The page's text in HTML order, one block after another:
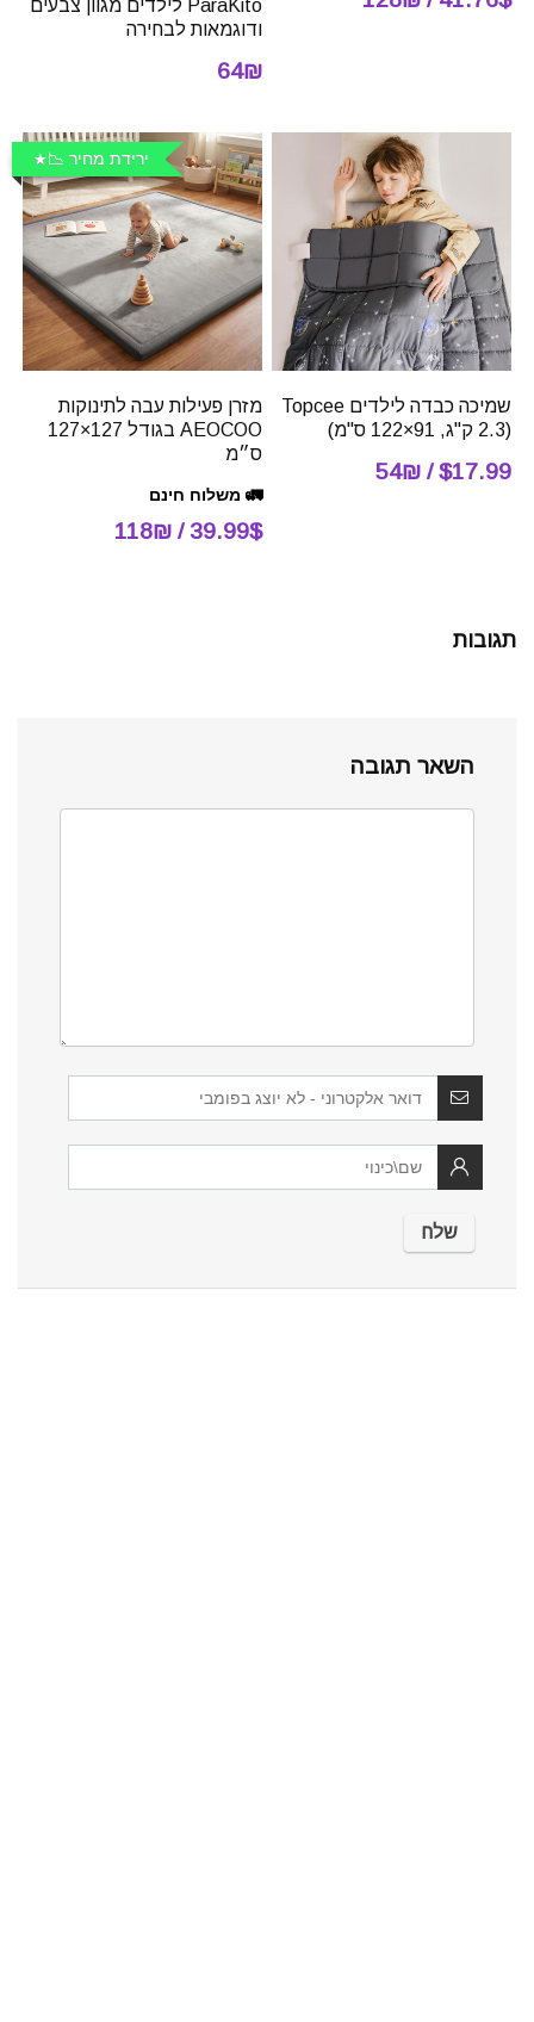
ParaKito לילדים מגוון צבעים
ודוגמאות לבחירה
64₪
שמיכה כבדה לילדים Topcee
(2.3 ק"ג, 91×122 ס"מ)
$17.99 / 54₪
ירידת מחיר 📉
מזרן פעילות עבה לתינוקות
AEOCOO בגודל 127×127
ס״מ
🚛 משלוח חינם
39.99$ / 118₪
תגובות
השאר תגובה